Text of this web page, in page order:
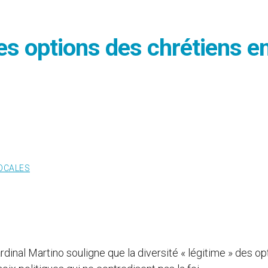
options des chrétiens
Martino souligne que la diversité « légitime » des